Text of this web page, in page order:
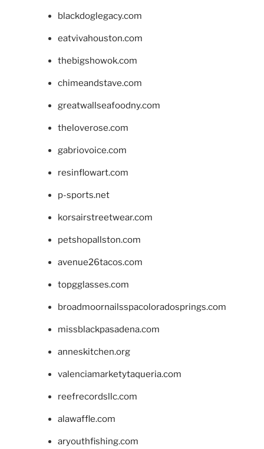
blackdoglegacy.com
eatvivahouston.com
thebigshowok.com
chimeandstave.com
greatwallseafoodny.com
theloverose.com
gabriovoice.com
resinflowart.com
p-sports.net
korsairstreetwear.com
petshopallston.com
avenue26tacos.com
topgglasses.com
broadmoornailsspacoloradosprings.com
missblackpasadena.com
anneskitchen.org
valenciamarketytaqueria.com
reefrecordsllc.com
alawaffle.com
aryouthfishing.com